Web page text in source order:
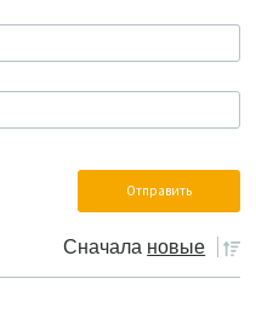
Сначала новые